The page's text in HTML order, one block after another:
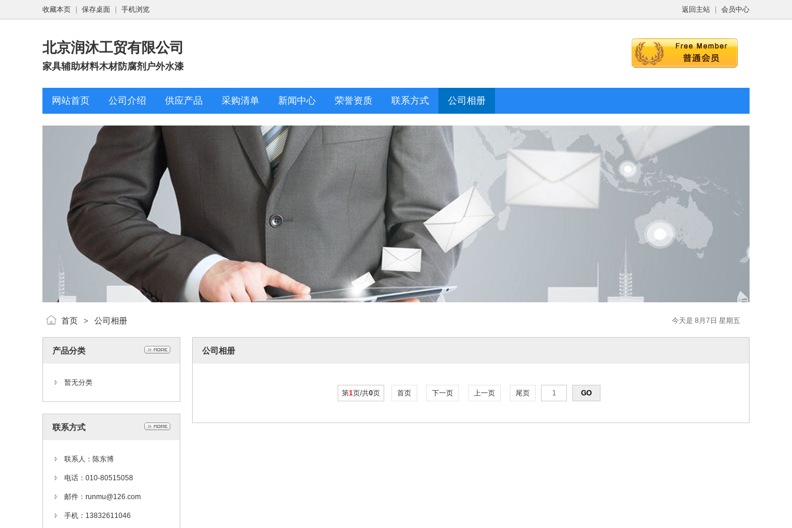
返回主站 会员中心
收藏本页 保存桌面 手机浏览
北京润沐工贸有限公司
家具辅助材料木材防腐剂户外水漆
网站首页 公司介绍 供应产品 采购清单 新闻中心 荣誉资质 联系方式 公司相册
今天是 8月7日 星期五
首页 > 公司相册
产品分类
暂无分类
联系方式
联系人：陈东博
电话：010-80515058
邮件：runmu@126.com
手机：13832611046
公司相册
第1页/共0页 首页 下一页 上一页 尾页